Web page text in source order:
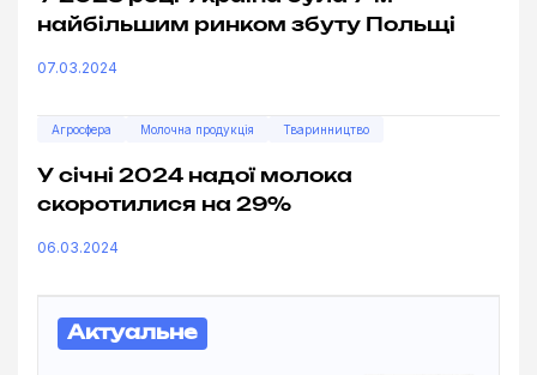
найбільшим ринком збуту Польщі
07.03.2024
Агросфера Молочна продукція Тваринництво
У січні 2024 надої молока
скоротилися на 29%
06.03.2024
Актуальне